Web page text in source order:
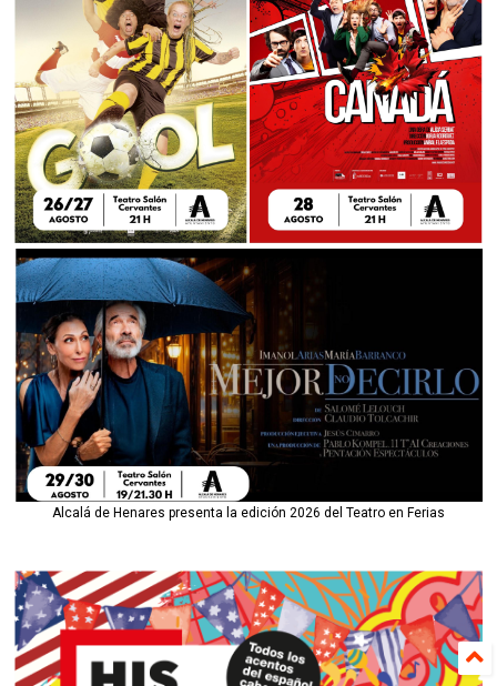
Alcalá de Henares presenta la edición 2026 del Teatro en Ferias